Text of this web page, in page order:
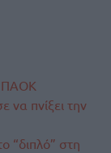
ΠΑΟΚ
να πνίξει την
“διπλό” στη